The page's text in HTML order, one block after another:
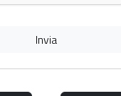
Invia